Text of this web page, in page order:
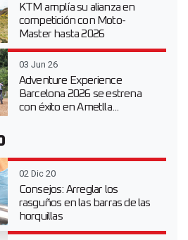
KTM amplía su alianza en
competición con Moto-
Master hasta 2026
03 Jun 26
Adventure Experience
Barcelona 2026 se estrena
con éxito en Ametlla...
02 Dic 20
Consejos: Arreglar los
rasguños en las barras de las
horquillas